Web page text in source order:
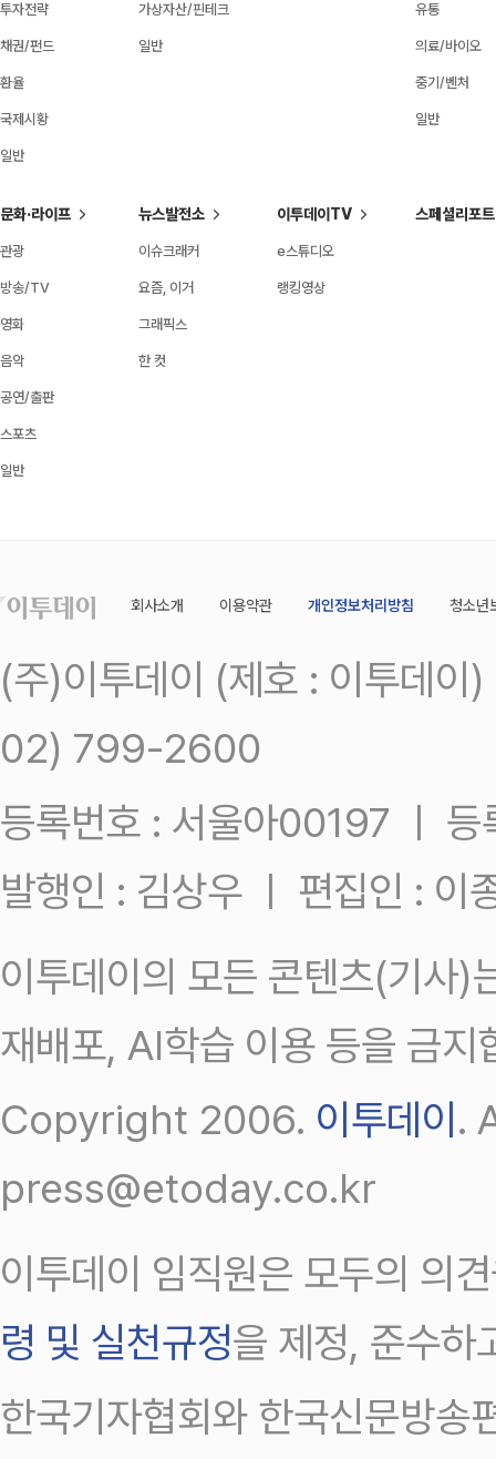
투자전략
채권/펀드
환율
국제시황
일반
가상자산/핀테크
일반
유통
의료/바이오
중기/벤처
일반
문화·라이프
관광
방송/TV
영화
음악
공연/출판
스포츠
일반
뉴스발전소
이슈크래커
요즘, 이거
그래픽스
한 컷
이투데이TV
e스튜디오
랭킹영상
스페셜리포트
회사소개 이용약관 개인정보처리방침 청소년
(주)이투데이 (제호 : 이투데
02) 799-2600
등록번호 : 서울아00197 ㅣ
발행인 : 김상우 ㅣ 편집인 : 이
이투데이의 모든 콘텐츠(기사)
재배포, AI학습 이용 등을 금지
Copyright 2006. 이투데이.
press@etoday.co.kr
이투데이 임직원은 모두의 의
령 및 실천규정을 제정, 준수하
한국기자협회와 한국신문방송